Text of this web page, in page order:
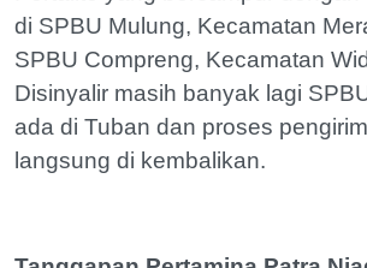
di SPBU Mulung, Kecamatan
SPBU Compreng, Kecamatan
Disinyalir masih banyak lagi
ada di Tuban dan proses
langsung di kembalikan.